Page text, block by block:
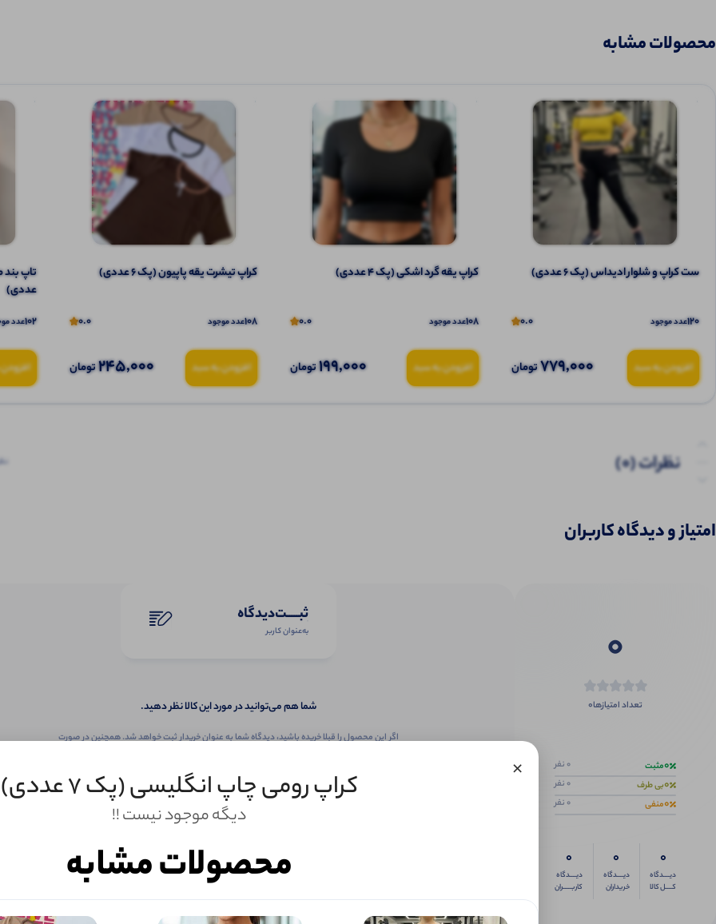
محصولات مشابه
ست کراپ و شلوار ادیداس (پک 6 عددی)
120عدد موجود 0.0
افزودن به سبد 779,000تومان
کراپ یقه گرد اشکی (پک 4 عددی)
108عدد موجود 0.0
افزودن به سبد 199,000تومان
کراپ تیشرت یقه پاپیون (پک 6 عددی)
108عدد موجود 0.0
افزودن به سبد 245,000تومان
عددی)
102عدد
نظرات (0)
امتیاز و دیدگاه کاربران
0
تعداد امتیازها0
0مثبت 0 نفر
0بی طرف 0 نفر
0منفی 0 نفر
0
دیــــدگاه
کــــل کالا
0
دیــــدگاه
خریداران
0
دیــــدگاه
کاربـــــران
ثبـــــت‌دیدگاه
به‌عنوان کاربر
شما هم می‌توانید در مورد این کالا نظر دهید.
اگر این محصول را قبلا خریده باشید، دیدگاه شما به عنوان خریدار ثبت خواهد شد. همچنین در صورت
× کراپ رومی چاپ انگلیسی (پک 7 عددی)
دیگه موجود نیست !!
محصولات مشابه